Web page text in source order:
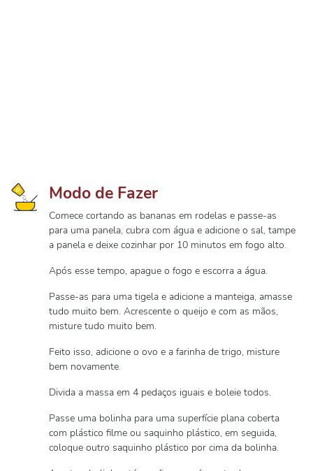
Modo de Fazer
Comece cortando as bananas em rodelas e passe-as
para uma panela, cubra com água e adicione o sal, tampe
a panela e deixe cozinhar por 10 minutos em fogo alto.
Após esse tempo, apague o fogo e escorra a água.
Passe-as para uma tigela e adicione a manteiga, amasse
tudo muito bem. Acrescente o queijo e com as mãos,
misture tudo muito bem.
Feito isso, adicione o ovo e a farinha de trigo, misture
bem novamente.
Divida a massa em 4 pedaços iguais e boleie todos.
Passe uma bolinha para uma superfície plana coberta
com plástico filme ou saquinho plástico, em seguida,
coloque outro saquinho plástico por cima da bolinha.